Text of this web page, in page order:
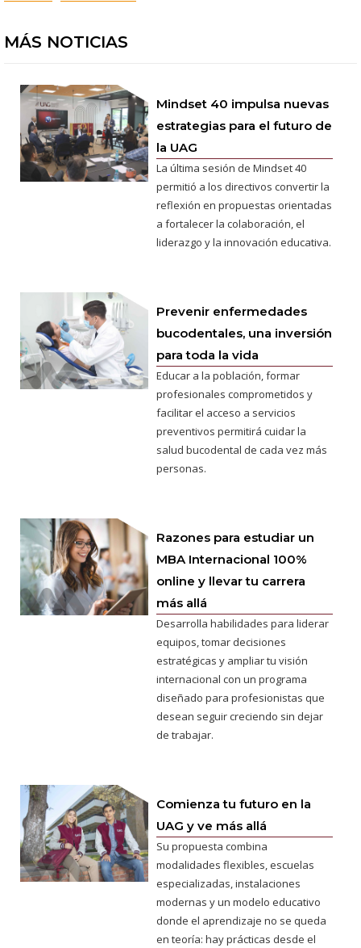
MÁS NOTICIAS
Mindset 40 impulsa nuevas
estrategias para el futuro de
la UAG
La última sesión de Mindset 40
permitió a los directivos convertir la
reflexión en propuestas orientadas
a fortalecer la colaboración, el
liderazgo y la innovación educativa.
Prevenir enfermedades
bucodentales, una inversión
para toda la vida
Educar a la población, formar
profesionales comprometidos y
facilitar el acceso a servicios
preventivos permitirá cuidar la
salud bucodental de cada vez más
personas.
Razones para estudiar un
MBA Internacional 100%
online y llevar tu carrera
más allá
Desarrolla habilidades para liderar
equipos, tomar decisiones
estratégicas y ampliar tu visión
internacional con un programa
diseñado para profesionistas que
desean seguir creciendo sin dejar
de trabajar.
Comienza tu futuro en la
UAG y ve más allá
Su propuesta combina
modalidades flexibles, escuelas
especializadas, instalaciones
modernas y un modelo educativo
donde el aprendizaje no se queda
en teoría: hay prácticas desde el